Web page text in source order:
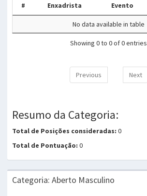
# Enxadrista Evento
No data available in table
Showing 0 to 0 of 0 entries
Previous Next
Resumo da Categoria:
Total de Posições consideradas: 0
Total de Pontuação: 0
Categoria: Aberto Masculino